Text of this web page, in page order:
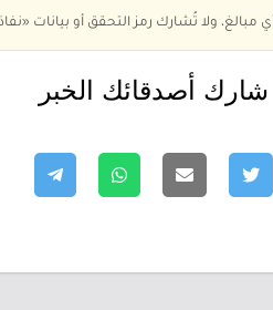
مبالغ، ولا تُشارك رمز التحقق أو بيانات
شارك أصدقائك الخبر